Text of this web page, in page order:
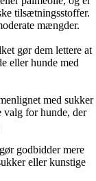
tilsætningsstoffer.
mængder.
gør dem lettere at
eller hunde med
med sukker
valg for hunde, der
godbidder mere
eller kunstige